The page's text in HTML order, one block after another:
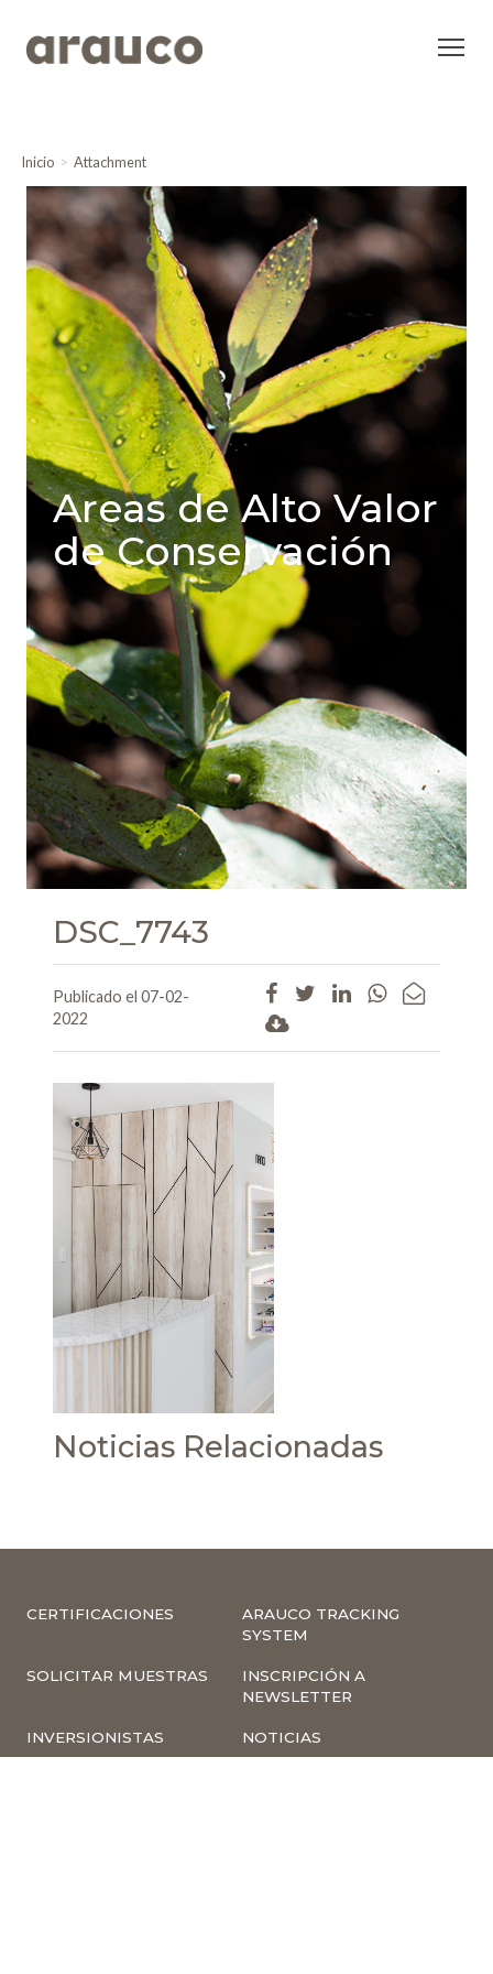
Inicio Attachment
Areas de Alto Valor
de Conservación
DSC_7743
Publicado el 07-02-
2022
Noticias Relacionadas
CERTIFICACIONES
ARAUCO TRACKING
SYSTEM
SOLICITAR MUESTRAS
INSCRIPCIÓN A
NEWSLETTER
INVERSIONISTAS NOTICIAS